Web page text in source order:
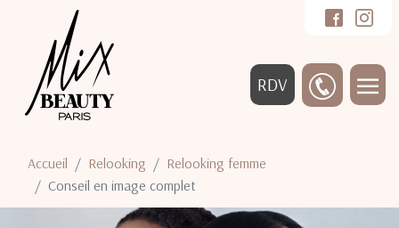
RDV
Accueil Relooking
Relooking femme
Conseil en image complet